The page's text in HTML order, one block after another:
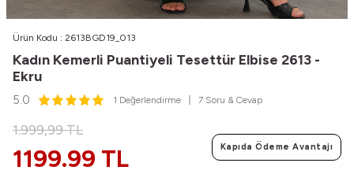
Ürün Kodu : 2613BGD19_013
Kadın Kemerli Puantiyeli Tesettür Elbise 2613 -
Ekru
5.0 1 Değerlendirme 7 Soru & Cevap
1.999,99TL
1199.99 TL Kapıda Ödeme Avantajı